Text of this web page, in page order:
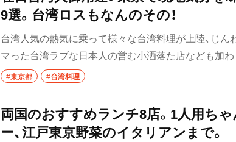
9選。台湾ロスもなんのその！
台湾人気の熱気に乗って様々な台湾料理が上陸、じん
マった台湾ラブな日本人の営む小洒落た店なども加
石混交状態。そんな中から東京在住の台湾人の監修の
ワンマニア）は通うべし。
#東京都 #台湾料理
両国のおすすめランチ8店。1人用ち
ー、江戸東京野菜のイタリアンまで。